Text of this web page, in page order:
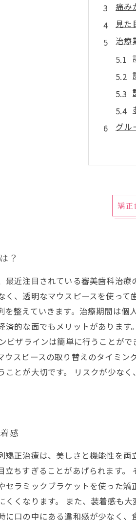
痛み
見た
治療
グル
矯正
？
最近注目されている審美歯科治
く、透明なマウスピースを使っ
を整えていきます。治療期間は
済的な面でもメリットがありま
ビザラインは簡単に行うことが
ウスピースの取り替えのタイミ
ことが大切です。 リスクが少な
感
矯正治療は、美しさと機能性を
立ちすぎることがあげられます
セラミックブラケットを使った
くくなります。 また、装着感も
に口の中にある違和感が少なく